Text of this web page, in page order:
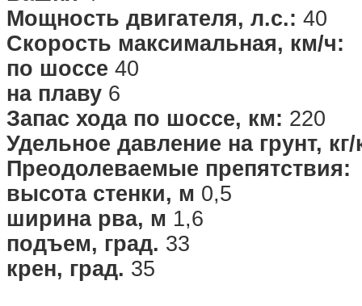
Мощность двигателя, л.с.: 40
Скорость максимальная, км/ч:
по шоссе 40
на плаву 6
Запас хода по шоссе, км: 220
Удельное давление на грунт,
Преодолеваемые препятствия:
высота стенки, м 0,5
ширина рва, м 1,6
подъем, град. 33
крен, град. 35